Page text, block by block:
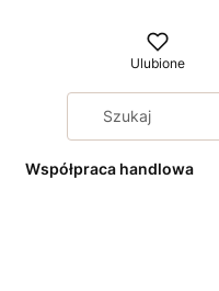
Ulubione
Współpraca handlowa